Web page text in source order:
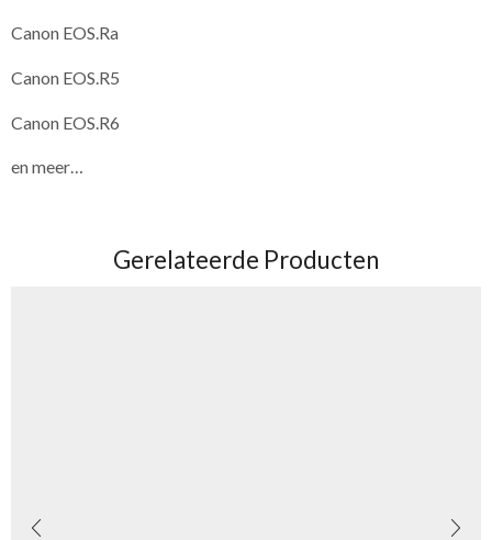
Canon EOS.Ra
Canon EOS.R5
Canon EOS.R6
en meer…
Gerelateerde Producten